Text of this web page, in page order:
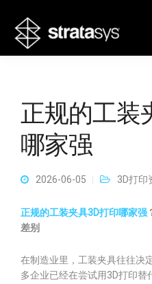
正规的工装
哪家强
2026-06-05 3D打印
正规的工装夹具3D打印哪家强
差别
在制造业里，工装夹具往往决
多企业已经在尝试用3D打印替